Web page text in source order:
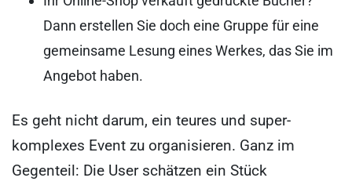
Dann erstellen Sie doch eine Gruppe für eine
gemeinsame Lesung eines Werkes, das Sie im
Angebot haben.
Es geht nicht darum, ein teures und super-
komplexes Event zu organisieren. Ganz im
Gegenteil: Die User schätzen ein Stück